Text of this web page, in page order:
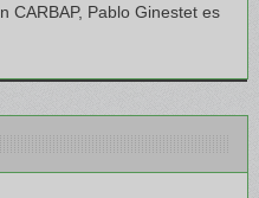
CARBAP, Pablo Ginestet es